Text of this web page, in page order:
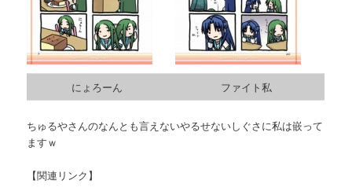
にょろーん ファイト私
ちゅるやさんのなんとも言えないやるせないしぐさに私は嵌って
ますｗ
【関連リンク】